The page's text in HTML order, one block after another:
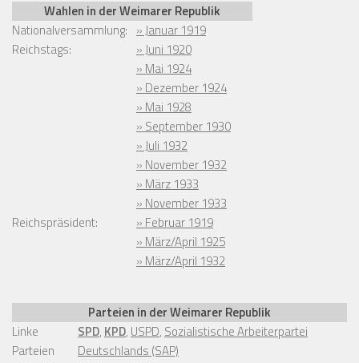
Wahlen in der Weimarer Republik
Nationalversammlung: » Januar 1919
Reichstags:
» Juni 1920
» Mai 1924
» Dezember 1924
» Mai 1928
» September 1930
» Juli 1932
» November 1932
» März 1933
» November 1933
Reichspräsident:
» Februar 1919
» März/April 1925
» März/April 1932
Parteien in der Weimarer Republik
Linke
Parteien
SPD, KPD, USPD, Sozialistische Arbeiterpartei
Deutschlands (SAP)